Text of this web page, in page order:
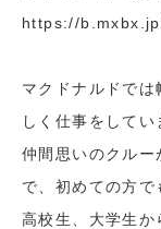
https://
マクドナルドで
しく仕事をしてい
仲間思いのクル
で、初めての方で
高校生、大学生